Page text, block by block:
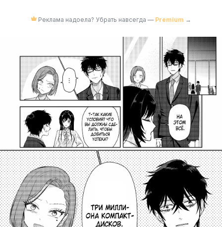
Реклама надоела? Убрать навсегда — Premium →